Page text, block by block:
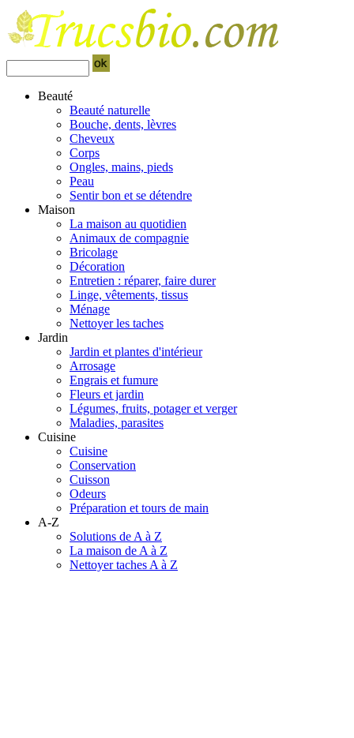
Beauté
Beauté naturelle
Bouche, dents, lèvres
Cheveux
Corps
Ongles, mains, pieds
Peau
Sentir bon et se détendre
Maison
La maison au quotidien
Animaux de compagnie
Bricolage
Décoration
Entretien : réparer, faire durer
Linge, vêtements, tissus
Ménage
Nettoyer les taches
Jardin
Jardin et plantes d'intérieur
Arrosage
Engrais et fumure
Fleurs et jardin
Légumes, fruits, potager et verger
Maladies, parasites
Cuisine
Cuisine
Conservation
Cuisson
Odeurs
Préparation et tours de main
A-Z
Solutions de A à Z
La maison de A à Z
Nettoyer taches A à Z